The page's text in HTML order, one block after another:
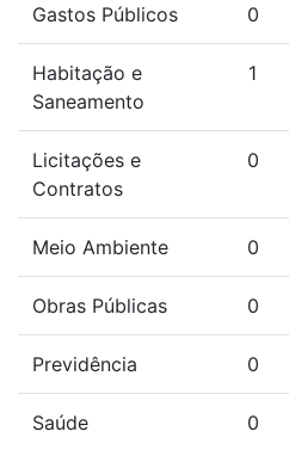
Gastos Públicos 0
Habitação e
Saneamento
1
Licitações e
Contratos
0
Meio Ambiente 0
Obras Públicas 0
Previdência 0
Saúde 0